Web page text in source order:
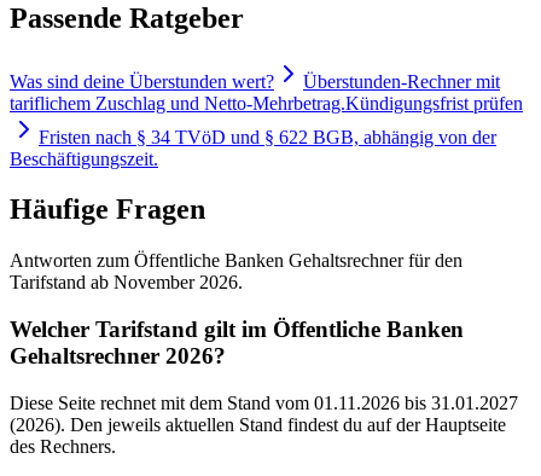
Passende Ratgeber
Was sind deine Überstunden wert?
Überstunden-Rechner mit
tariflichem Zuschlag und Netto-Mehrbetrag.Kündigungsfrist prüfen
Fristen nach § 34 TVöD und § 622 BGB, abhängig von der
Beschäftigungszeit.
Häufige Fragen
Antworten zum Öffentliche Banken Gehaltsrechner für den
Tarifstand ab November 2026.
Welcher Tarifstand gilt im Öffentliche Banken
Gehaltsrechner 2026?
Diese Seite rechnet mit dem Stand vom 01.11.2026 bis 31.01.2027
(2026). Den jeweils aktuellen Stand findest du auf der Hauptseite
des Rechners.